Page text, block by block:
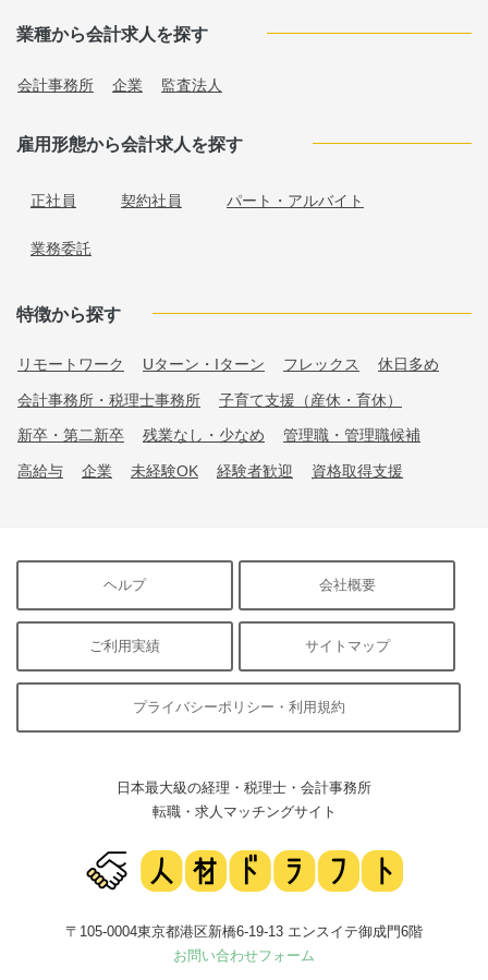
業種から会計求人を探す
会計事務所 企業 監査法人
雇用形態から会計求人を探す
正社員 契約社員 パート・アルバイト
業務委託
特徴から探す
リモートワーク Uターン・Iターン フレックス 休日多め
会計事務所・税理士事務所 子育て支援（産休・育休）
新卒・第二新卒 残業なし・少なめ 管理職・管理職候補
高給与 企業 未経験OK 経験者歓迎 資格取得支援
ヘルプ 会社概要
ご利用実績 サイトマップ
プライバシーポリシー・利用規約
日本最大級の経理・税理士・会計事務所
転職・求人マッチングサイト
〒105-0004東京都港区新橋6-19-13 エンスイテ御成門6階
お問い合わせフォーム